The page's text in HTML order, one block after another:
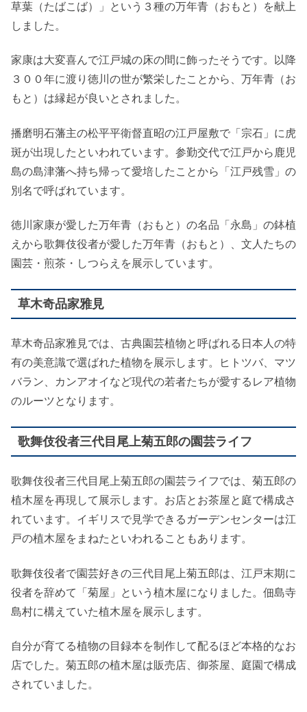
草葉（たばこば）」という３種の万年青（おもと）を献上
しました。
家康は大変喜んで江戸城の床の間に飾ったそうです。以降
３００年に渡り徳川の世が繁栄したことから、万年青（お
もと）は縁起が良いとされました。
播磨明石藩主の松平平衛督直昭の江戸屋敷で「宗石」に虎
斑が出現したといわれています。参勤交代で江戸から鹿児
島の島津藩へ持ち帰って愛培したことから「江戸残雪」の
別名で呼ばれています。
徳川家康が愛した万年青（おもと）の名品「永島」の鉢植
えから歌舞伎役者が愛した万年青（おもと）、文人たちの
園芸・煎茶・しつらえを展示しています。
草木奇品家雅見
草木奇品家雅見では、古典園芸植物と呼ばれる日本人の特
有の美意識で選ばれた植物を展示します。ヒトツバ、マツ
バラン、カンアオイなど現代の若者たちが愛するレア植物
のルーツとなります。
歌舞伎役者三代目尾上菊五郎の園芸ライフ
歌舞伎役者三代目尾上菊五郎の園芸ライフでは、菊五郎の
植木屋を再現して展示します。お店とお茶屋と庭で構成さ
れています。イギリスで見学できるガーデンセンターは江
戸の植木屋をまねたといわれることもあります。
歌舞伎役者で園芸好きの三代目尾上菊五郎は、江戸末期に
役者を辞めて「菊屋」という植木屋になりました。佃島寺
島村に構えていた植木屋を展示します。
自分が育てる植物の目録本を制作して配るほど本格的なお
店でした。菊五郎の植木屋は販売店、御茶屋、庭園で構成
されていました。